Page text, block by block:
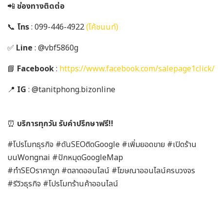
📲 ช่องทางติดต่อ
📞 โทร: 099-446-4922(โค้ชนนท์)
✅ Line : @vbf5860g
📘 Facebook: https://www.facebook.com/salepage1click/
📍 IG : @tanitphong.bizonline
⏰ บริการทุกวัน รับคำปรึกษาฟรี!!
#โปรโมทธุรกิจ #ดันSEOติดGoogle #เพิ่มยอดขาย #เปิดร้าน
บนWongnai #ปักหมุดGoogleMap
#ทำSEOราคาถูก #ตลาดออนไลน์ #โฆษณาออนไลน์ครบวงจร
#รีวิวธุรกิจ #โปรโมทร้านค้าออนไลน์